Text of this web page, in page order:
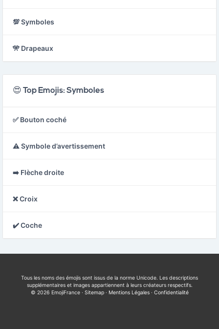
💯 Symboles
🎌 Drapeaux
😍 Top Emojis: Symboles
✅ Bouton coché
⚠️ Symbole d’avertissement
➡️ Flèche droite
❌ Croix
✔️ Coche
Tous les noms des émojis sont issus de la norme Unicode. Les descriptions
supplémentaires et images appartiennent à leurs créateurs respectifs.
© 2026 EmojiFrance · Sitemap· Mentions Légales· Confidentialité